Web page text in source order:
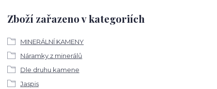
Zboží zařazeno v kategoriích
MINERÁLNÍ KAMENY
Náramky z minerálů
Dle druhu kamene
Jaspis